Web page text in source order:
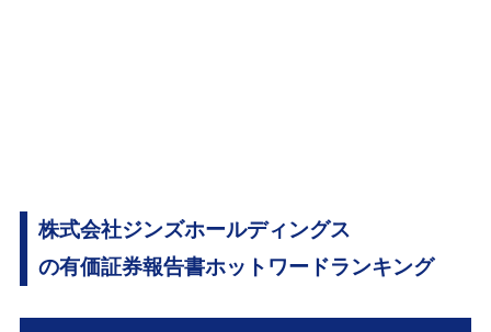
株式会社ジンズホールディングス
の有価証券報告書ホットワードランキング